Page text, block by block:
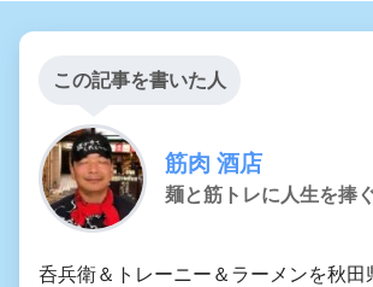
この記事を書いた人
筋肉 酒店
麺と筋トレに人生を捧
呑兵衛＆トレーニー＆ラーメンを秋田